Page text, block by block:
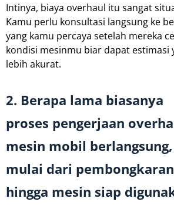
Intinya, biaya overhaul itu sangat
Kamu perlu konsultasi langsung ke
yang kamu percaya setelah mereka
kondisi mesinmu biar dapat estimasi
lebih akurat.
2. Berapa lama biasanya
proses pengerjaan
mesin mobil berlangsung,
mulai dari pembongkaran
hingga mesin siap